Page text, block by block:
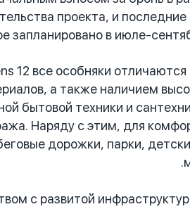
проекта, и последние
запланировано в июле-
12 все особняки отличаются
а также наличием
бытовой техники и
Наряду с этим, для
дорожки, парки,
с развитой